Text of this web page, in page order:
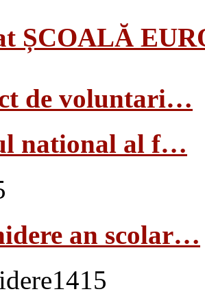
ȘCOALĂ
de voluntari…
national al f…
an scolar…